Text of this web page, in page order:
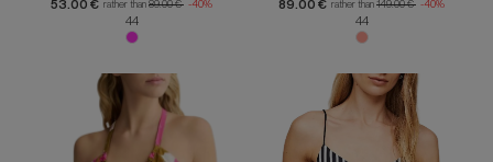
53.00 € rather than 89.00 € -40%
44
89.00 € rather than 149.00 € -40%
44